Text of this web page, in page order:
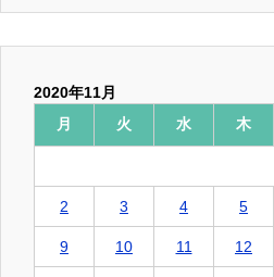
2020年11月
月
火 水 木
2 3 4 5
9 10 11 12